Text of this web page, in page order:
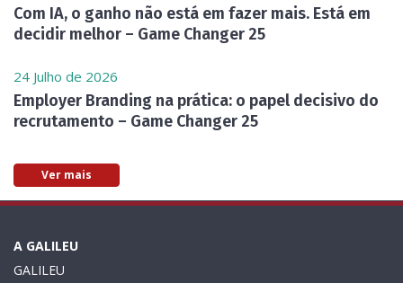
Com IA, o ganho não está em fazer mais. Está em
decidir melhor – Game Changer 25
24 Julho de 2026
Employer Branding na prática: o papel decisivo do
recrutamento – Game Changer 25
Ver mais
A GALILEU
GALILEU